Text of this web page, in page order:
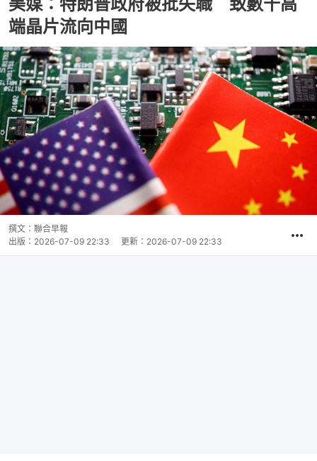
端晶片流向中國
撰文： 聯合早報
出版： 2026-07-09 22:33 更新： 2026-07-09 22:33